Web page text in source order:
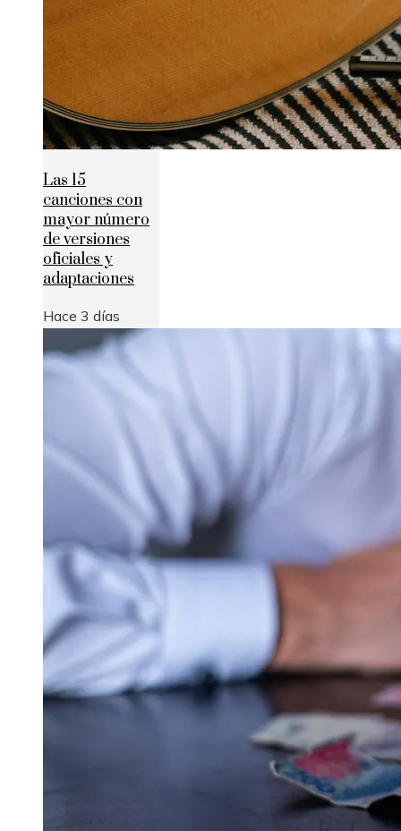
Las 15
canciones con
mayor número
de versiones
oficiales y
adaptaciones
Hace 3 días